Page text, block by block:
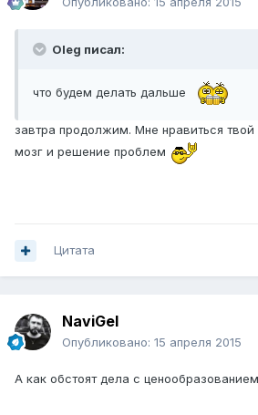
Oleg писал:
что будем делать дальше
завтра продолжим. Мне нравиться твой
мозг и решение проблем
Цитата
NaviGel
Опубликовано: 15 апреля 2015
А как обстоят дела с